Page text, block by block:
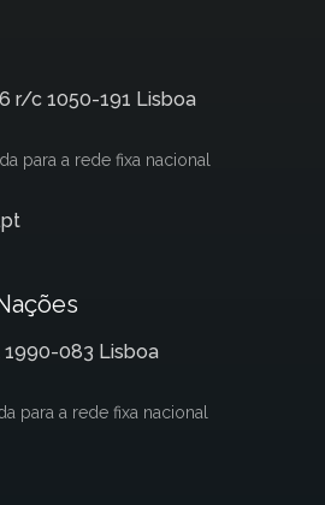
r/c 1050-191 Lisboa
para a rede fixa nacional
1990-083 Lisboa
para a rede fixa nacional